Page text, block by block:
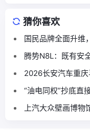
猜你喜欢
国民品牌全面升维
腾势N8L：既有安
2026长安汽车重
“油电同权”抄底直
上汽大众壁画博物